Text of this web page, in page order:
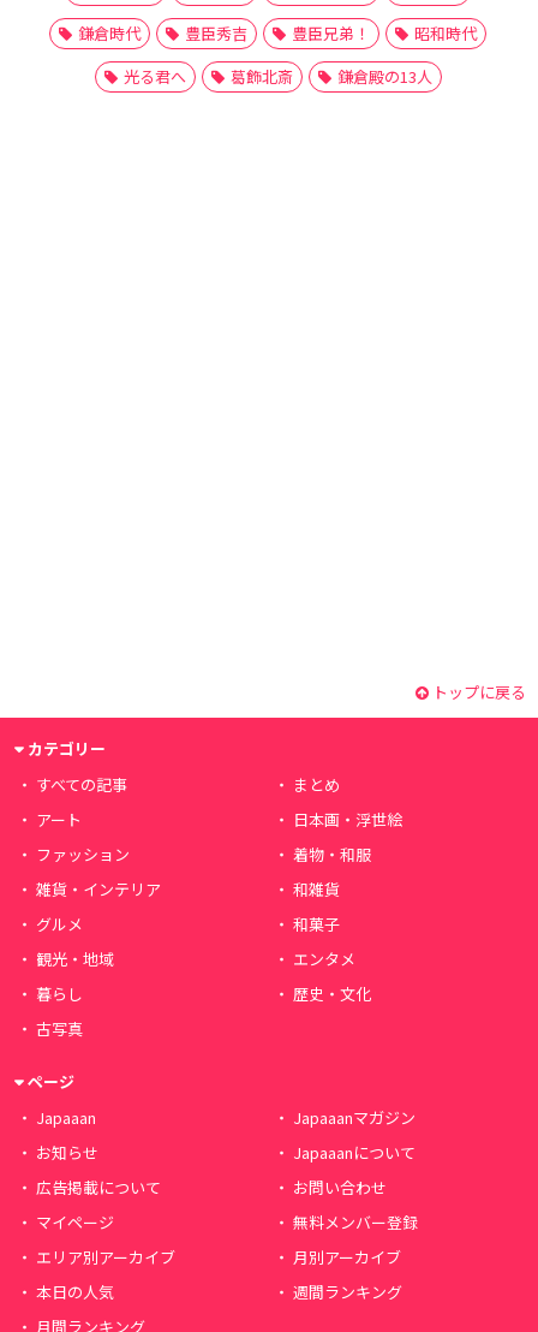
鎌倉時代
豊臣秀吉 豊臣兄弟！
昭和時代
光る君へ
葛飾北斎 鎌倉殿の13人
トップに戻る
カテゴリー
すべての記事
まとめ
アート
日本画・浮世絵
ファッション
着物・和服
雑貨・インテリア
和雑貨
グルメ
和菓子
観光・地域
エンタメ
暮らし
歴史・文化
古写真
ページ
Japaaan
Japaaanマガジン
お知らせ
Japaaanについて
広告掲載について
お問い合わせ
マイページ
無料メンバー登録
エリア別アーカイブ
月別アーカイブ
本日の人気
週間ランキング
月間ランキング